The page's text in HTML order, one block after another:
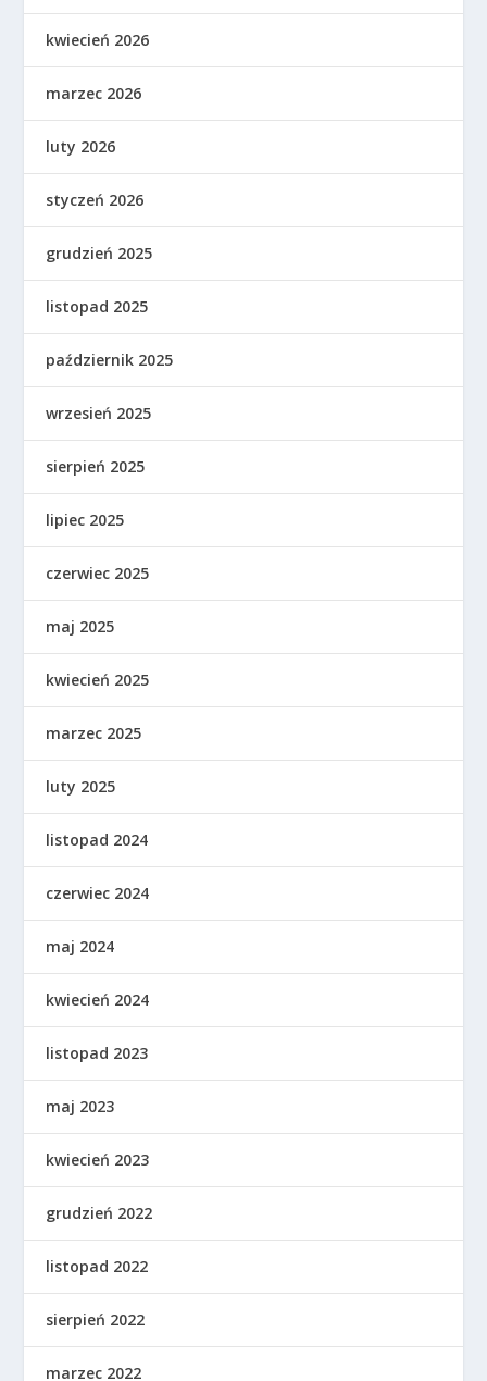
kwiecień 2026
marzec 2026
luty 2026
styczeń 2026
grudzień 2025
listopad 2025
październik 2025
wrzesień 2025
sierpień 2025
lipiec 2025
czerwiec 2025
maj 2025
kwiecień 2025
marzec 2025
luty 2025
listopad 2024
czerwiec 2024
maj 2024
kwiecień 2024
listopad 2023
maj 2023
kwiecień 2023
grudzień 2022
listopad 2022
sierpień 2022
marzec 2022